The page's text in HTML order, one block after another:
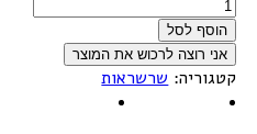
הוסף לסל
קטגוריה: שרשראות